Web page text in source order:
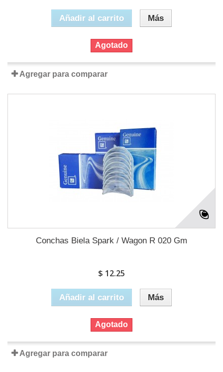
Añadir al carrito Más
Agotado
Agregar para comparar
Conchas Biela Spark / Wagon R 020 Gm
$ 12.25
Añadir al carrito Más
Agotado
Agregar para comparar